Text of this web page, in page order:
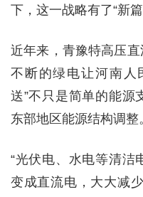
下，这一战略有了“新篇
近年来，青豫特高压
不断的绿电让河南人
送”不只是简单的能源
东部地区能源结构调整
“光伏电、水电等清洁
变成直流电，大大减